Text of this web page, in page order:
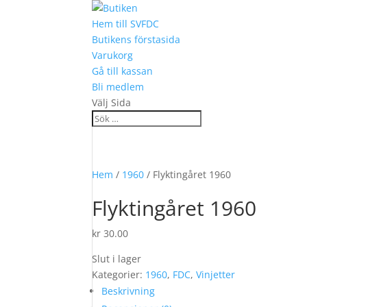
Hem till SVFDC
Butikens förstasida
Varukorg
Gå till kassan
Bli medlem
Välj Sida
Hem / 1960 / Flyktingåret 1960
Flyktingåret 1960
kr 30.00
Slut i lager
Kategorier: 1960, FDC,Vinjetter
Beskrivning